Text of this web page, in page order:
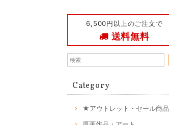
6,500円以上のご注文で
送料無料
Category
★アウトレット・セール商品